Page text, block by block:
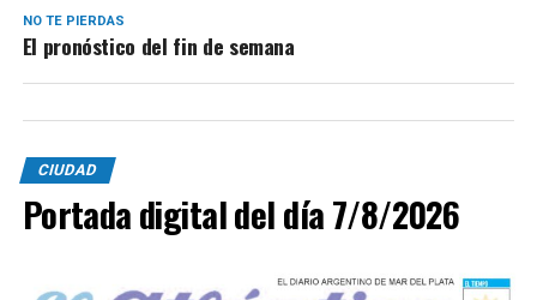
NO TE PIERDAS
El pronóstico del fin de semana
CIUDAD
Portada digital del día 7/8/2026